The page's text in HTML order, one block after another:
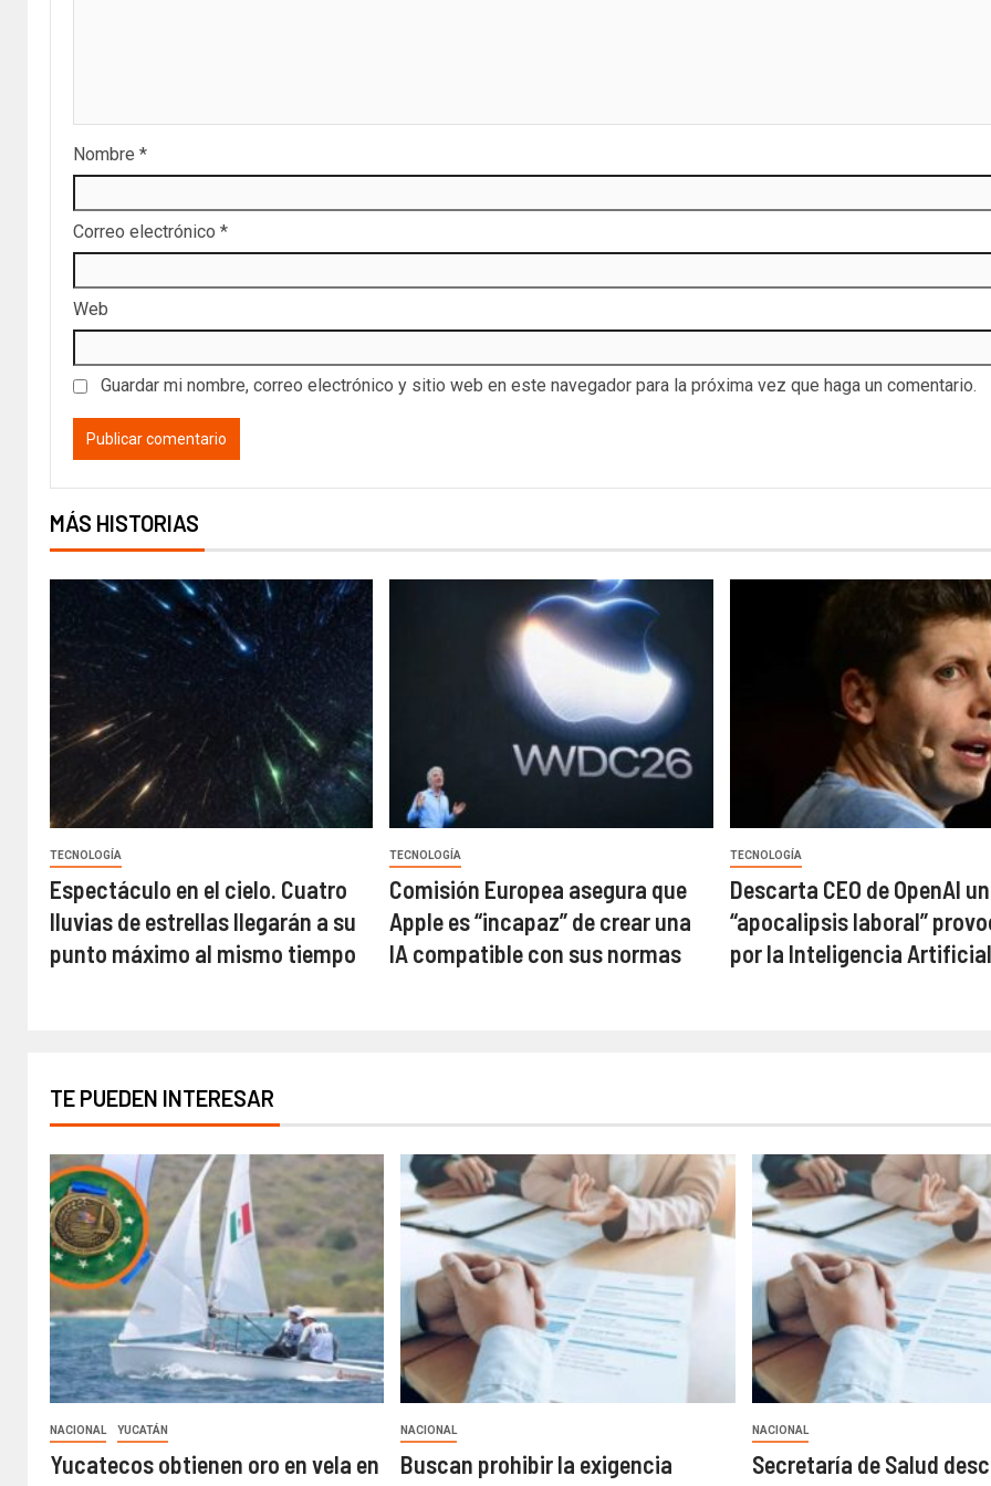
Nombre *
Correo electrónico *
Web
Guardar mi nombre, correo electrónico y sitio web en este navegador para la próxima vez que haga un comentario.
MÁS HISTORIAS
TECNOLOGÍA
Espectáculo en el cielo. Cuatro
lluvias de estrellas llegarán a su
punto máximo al mismo tiempo
TECNOLOGÍA
Comisión Europea asegura que
Apple es “incapaz” de crear una
IA compatible con sus normas
TECNOLOGÍA
Descarta CEO de OpenAI un
“apocalipsis laboral”
por la Inteligencia Artificial
TE PUEDEN INTERESAR
NACIONAL YUCATÁN
Yucatecos obtienen oro en vela en
NACIONAL
Buscan prohibir la exigencia
NACIONAL
Secretaría de Salud